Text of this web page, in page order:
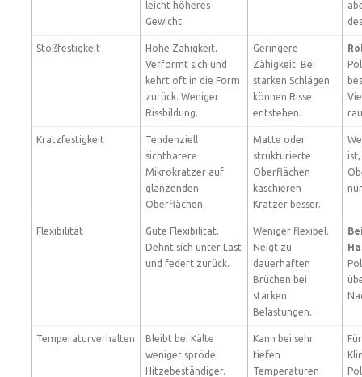
leicht höheres
Gewicht.
Stoßfestigkeit
Hohe Zähigkeit.
Verformt sich und
kehrt oft in die Form
zurück. Weniger
Rissbildung.
Geringere
Zähigkeit. Bei
starken Schlägen
können Risse
entstehen.
Kratzfestigkeit
Tendenziell
sichtbarere
Mikrokratzer auf
glänzenden
Oberflächen.
Matte oder
strukturierte
Oberflächen
kaschieren
Kratzer besser.
Flexibilität
Gute Flexibilität.
Dehnt sich unter Last
und federt zurück.
Weniger flexibel.
Neigt zu
dauerhaften
Brüchen bei
starken
Belastungen.
Temperaturverhalten
Bleibt bei Kälte
weniger spröde.
Hitzebeständiger.
Kann bei sehr
tiefen
Temperaturen